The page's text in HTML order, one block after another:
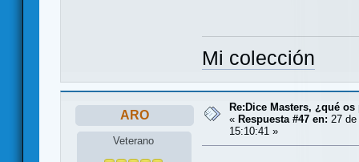
Mi colección
ARO
Veterano
Re:Dice Masters, ¿qué os
« Respuesta #47 en: 27
15:10:41 »